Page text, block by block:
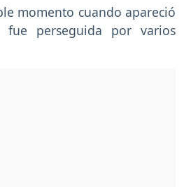
momento cuando apareció
perseguida por varios